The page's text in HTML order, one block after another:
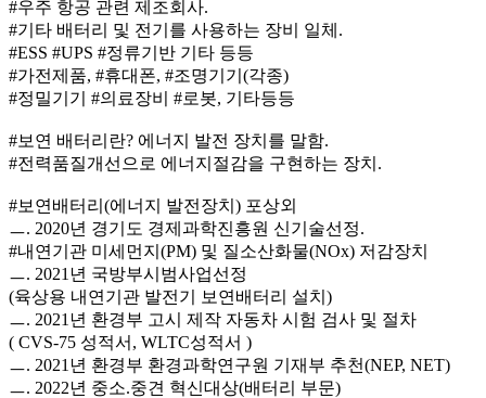
#우주 항공 관련 제조회사.
#기타 배터리 및 전기를 사용하는 장비 일체.
#ESS #UPS #정류기반 기타 등등
#가전제품, #휴대폰, #조명기기(각종)
#정밀기기 #의료장비 #로봇, 기타등등
#보연 배터리란? 에너지 발전 장치를 말함.
#전력품질개선으로 에너지절감을 구현하는 장치.
#보연배터리(에너지 발전장치) 포상외
ㅡ. 2020년 경기도 경제과학진흥원 신기술선정.
#내연기관 미세먼지(PM) 및 질소산화물(NOx) 저감장치
ㅡ. 2021년 국방부시범사업선정
(육상용 내연기관 발전기 보연배터리 설치)
ㅡ. 2021년 환경부 고시 제작 자동차 시험 검사 및 절차
( CVS-75 성적서, WLTC성적서 )
ㅡ. 2021년 환경부 환경과학연구원 기재부 추천(NEP, NET)
ㅡ. 2022년 중소.중견 혁신대상(배터리 부문)